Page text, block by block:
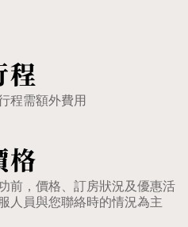
程
程需額外費用
格
前，價格、訂房狀況及優惠活
人員與您聯絡時的情況為主